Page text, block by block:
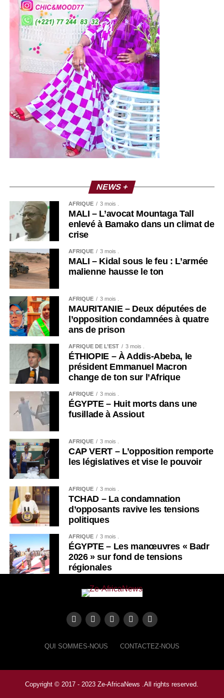
NEWS +
AFRIQUE 3 mois .
MALI – L’avocat Mountaga Tall
enlevé à Bamako dans un climat de
crise
AFRIQUE 3 mois .
MALI – Kidal sous le feu : L’armée
malienne hausse le ton
AFRIQUE 3 mois .
MAURITANIE – Deux députées de
l’opposition condamnées à quatre
ans de prison
AFRIQUE DE L’EST 3 mois .
ÉTHIOPIE – À Addis-Abeba, le
président Emmanuel Macron
change de ton sur l’Afrique
AFRIQUE 3 mois .
ÉGYPTE – Huit morts dans une
fusillade à Assiout
AFRIQUE 3 mois .
CAP VERT – L’opposition remporte
les législatives et vise le pouvoir
AFRIQUE 3 mois .
TCHAD – La condamnation
d’opposants ravive les tensions
politiques
AFRIQUE 3 mois .
ÉGYPTE – Les manœuvres « Badr
2026 » sur fond de tensions
régionales
QUI SOMMES-NOUS CONTACTEZ-NOUS
Copyright © 2017 - 2023 Ze-AfricaNews .All rights reserved.